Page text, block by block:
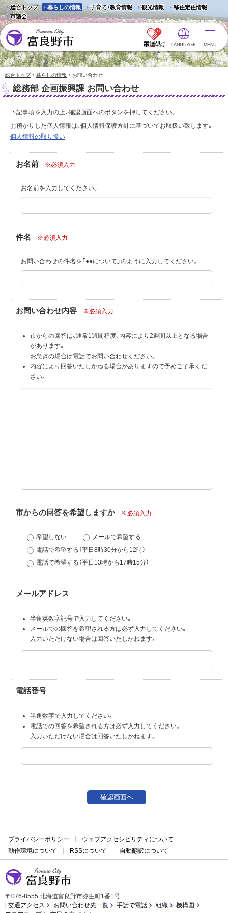
総合トップ 暮らしの情報 子育て・教育情報 観光情報
移住定住情報
市議会
富良野市 - Frano City
LANGUAGE MENU
総合トップ › 暮らしの情報 › お問い合わせ
総務部 企画振興課 お問い合わせ
下記事項を入力の上、確認画面へのボタンを押してください。
お預かりした個人情報は、個人情報保護方針に基づいてお取扱い致します。
個人情報の取り扱い
お名前 ※必須入力
お名前を入力してください。
件名 ※必須入力
お問い合わせの件名を「●●について」のように入力してください。
お問い合わせ内容 ※必須入力
市からの回答は、通常1週間程度、内容により2週間以上となる場合
があります。
お急ぎの場合は電話でお問い合わせください。
内容により回答いたしかねる場合がありますので予めご了承くだ
さい。
市からの回答を希望しますか ※必須入力
希望しない
メールで希望する
電話で希望する（平日8時30分から12時）
電話で希望する（平日13時から17時15分）
メールアドレス
半角英数字記号で入力してください。
メールでの回答を希望される方は必ず入力してください。
入力いただけない場合は回答いたしかねます。
電話番号
半角数字で入力してください。
電話での回答を希望される方は必ず入力してください。
入力いただけない場合は回答いたしかねます。
プライバシーポリシー
ウェブアクセシビリティについて
動作環境について
RSSについて 自動翻訳について
〒076-8555 北海道富良野市弥生町1番1号
交通アクセス
お問い合わせ先一覧 手話で電話 組織
機構図